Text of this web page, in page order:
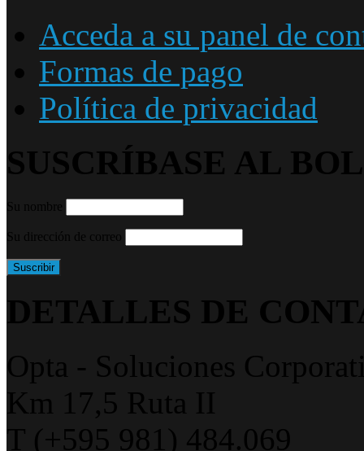
Acceda a su panel de
Formas de pago
Política de privacidad
SUSCRÍBASE AL
Su nombre
Su dirección de correo
DETALLES DE
Opta - Soluciones
Km 17,5 Ruta II
T (+595 981) 484.069